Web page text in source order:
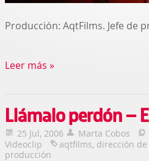
Producción: AqtFilms. Jefe de
Leer más »
Llámalo perdón –
25 Jul, 2006 Marta Cobos
Videoclip
aqtfilms, dirección
producción